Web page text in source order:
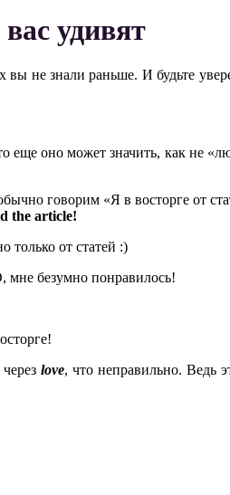
удивят
вы не знали раньше. И будьте
еще оно может значить, как не
говорим «Я в восторге от
the article!
только от статей :)
мне безумно понравилось!
love, что неправильно. Ведь